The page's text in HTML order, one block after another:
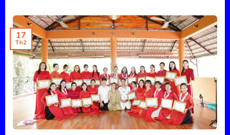
17
Th2